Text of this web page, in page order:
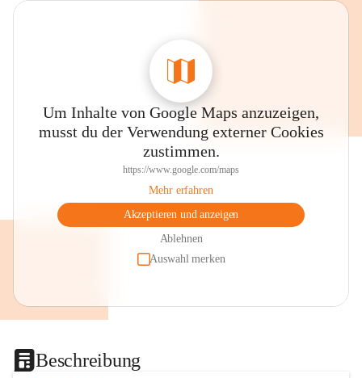
Um Inhalte von Google Maps anzuzeigen,
musst du der Verwendung externer Cookies
zustimmen.
https://www.google.com/maps
Mehr erfahren
Akzeptieren und anzeigen
Ablehnen
Auswahl merken
Beschreibung